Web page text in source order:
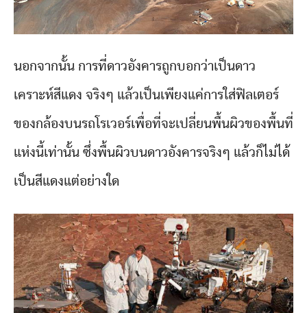
นอกจากนั้น การที่ดาวอังคารถูกบอกว่าเป็นดาว
เคราะห์สีแดง จริงๆ แล้วเป็นเพียงแค่การใส่ฟิลเตอร์
ของกล้องบนรถโรเวอร์เพื่อที่จะเปลี่ยนพื้นผิวของพื้นที่
แห่งนี้เท่านั้น ซึ่งพื้นผิวบนดาวอังคารจริงๆ แล้วก็ไม่ได้
เป็นสีแดงแต่อย่างใด